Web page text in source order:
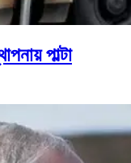
পাল্টা